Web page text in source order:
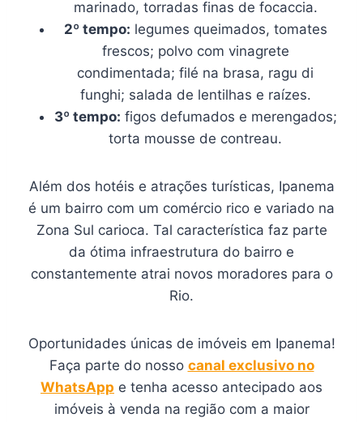
marinado, torradas finas de focaccia.
2º tempo: legumes queimados, tomates
frescos; polvo com vinagrete
condimentada; filé na brasa, ragu di
funghi; salada de lentilhas e raízes.
3º tempo: figos defumados e merengados;
torta mousse de contreau.
Além dos hotéis e atrações turísticas, Ipanema
é um bairro com um comércio rico e variado na
Zona Sul carioca. Tal característica faz parte
da ótima infraestrutura do bairro e
constantemente atrai novos moradores para o
Rio.
Oportunidades únicas de imóveis em Ipanema!
Faça parte do nosso canal exclusivo no
WhatsApp e tenha acesso antecipado aos
imóveis à venda na região com a maior